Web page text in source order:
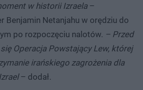
w historii Izraela–
Benjamin Netanjahu w orędziu do
po rozpoczęciu nalotów. – Przed
Operacja Powstający Lew, której
irańskiego zagrożenia dla
– dodał.